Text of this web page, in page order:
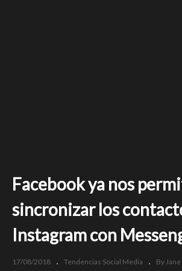
Facebook ya nos
sincronizar los
Instagram con
17/08/2018 Tendencias Social Media
By